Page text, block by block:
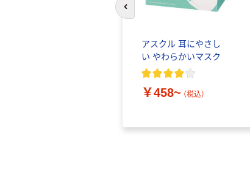
アスクル 耳にやさし
い やわらかいマスク
￥458~ （税込）